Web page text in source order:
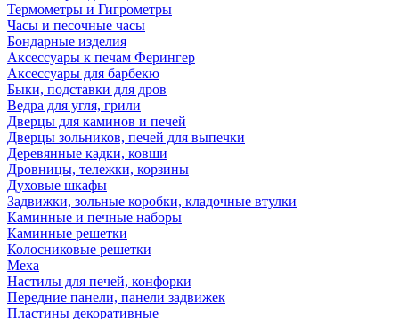
Термометры и Гигрометры
Часы и песочные часы
Бондарные изделия
Аксессуары к печам Ферингер
Аксессуары для барбекю
Быки, подставки для дров
Ведра для угля, грили
Дверцы для каминов и печей
Дверцы зольников, печей для выпечки
Деревянные кадки, ковши
Дровницы, тележки, корзины
Духовые шкафы
Задвижки, зольные коробки, кладочные втулки
Каминные и печные наборы
Каминные решетки
Колосниковые решетки
Меха
Настилы для печей, конфорки
Передние панели, панели задвижек
Пластины декоративные